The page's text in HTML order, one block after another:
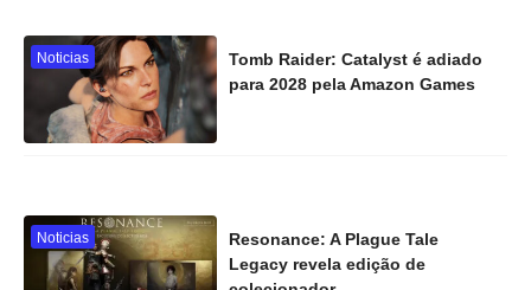
Noticias
Tomb Raider: Catalyst é adiado
para 2028 pela Amazon Games
Noticias
Resonance: A Plague Tale
Legacy revela edição de